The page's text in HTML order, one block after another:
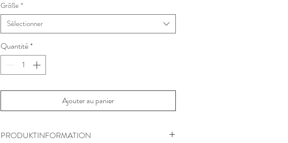
Größe *
Sélectionner
Quantité*
Ajouter au panier
PRODUKTINFORMATION